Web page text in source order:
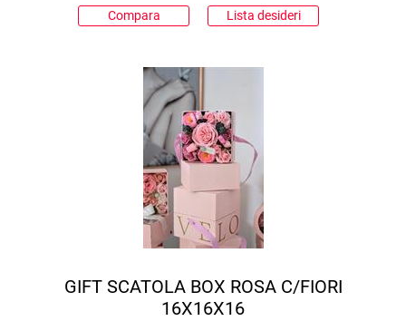
Compara Lista desideri
GIFT SCATOLA BOX ROSA C/FIORI
16X16X16